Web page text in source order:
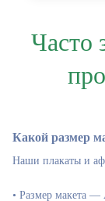
Часто
Какой размер
Наши плакаты и
• Размер макета